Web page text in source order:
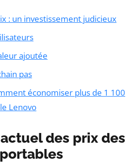
: un investissement judicieux
ajoutée
pas
économiser plus de 1 100
Lenovo
des prix des